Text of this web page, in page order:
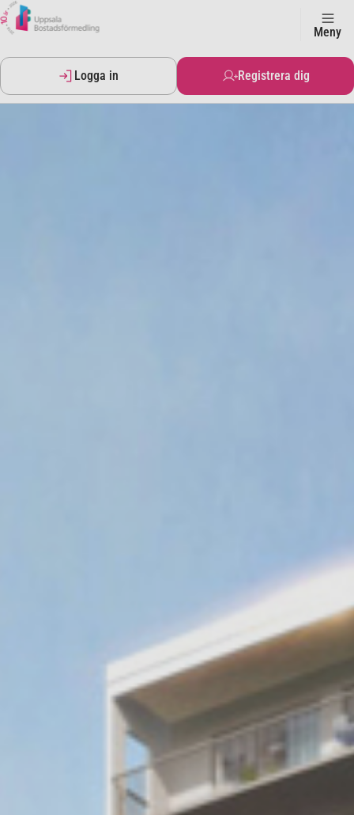
Meny
Logga in Registrera dig